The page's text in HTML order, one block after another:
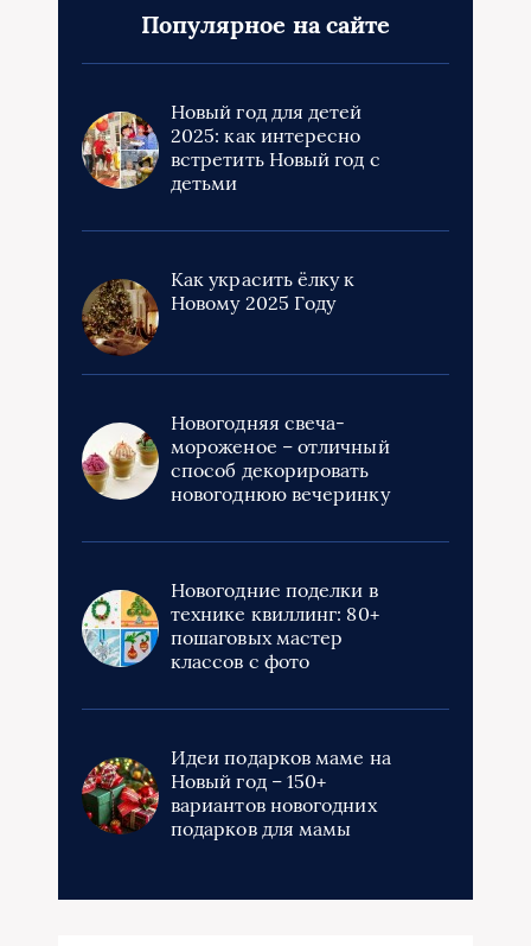
Популярное на сайте
Новый год для детей
2025: как интересно
встретить Новый год с
детьми
Как украсить ёлку к
Новому 2025 Году
Новогодняя свеча-
мороженое – отличный
способ декорировать
новогоднюю вечеринку
Новогодние поделки в
технике квиллинг: 80+
пошаговых мастер
классов с фото
Идеи подарков маме на
Новый год – 150+
вариантов новогодних
подарков для мамы